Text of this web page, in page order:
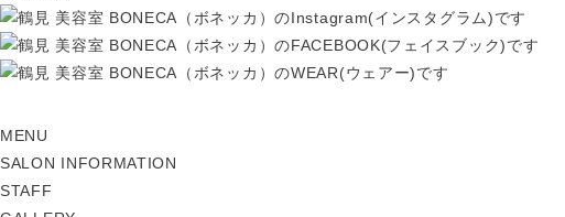
MENU
SALON INFORMATION
STAFF